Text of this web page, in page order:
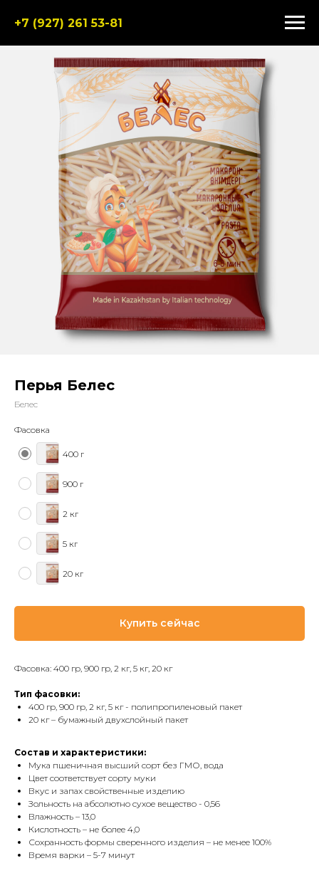
+7 (927) 261 53-81
Перья Белес
Белес
Фасовка
400 г
900 г
2 кг
5 кг
20 кг
Купить сейчас
Фасовка: 400 гр, 900 гр, 2 кг, 5 кг, 20 кг
Тип фасовки:
400 гр, 900 гр, 2 кг, 5 кг - полипропиленовый пакет
20 кг – бумажный двухслойный пакет
Состав и характеристики:
Мука пшеничная высший сорт без ГМО, вода
Цвет соответствует сорту муки
Вкус и запах свойственные изделию
Зольность на абсолютно сухое вещество - 0,56
Влажность – 13,0
Кислотность – не более 4,0
Сохранность формы сверенного изделия – не менее 100%
Время варки – 5-7 минут